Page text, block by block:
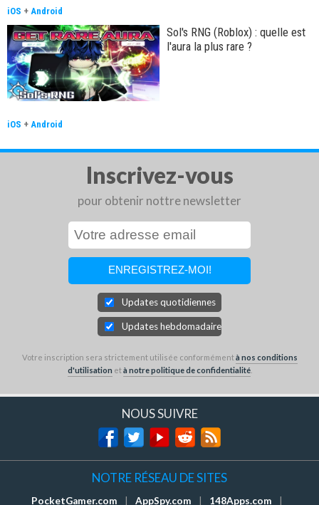
iOS + Android
Sol's RNG (Roblox) : quelle est
l'aura la plus rare ?
iOS + Android
Inscrivez-vous
pour obtenir nottre newsletter
Updates quotidiennes
Updates hebdomadaires
Votre inscription sera strictement utilisée conformémentà nos conditions
d'utilisation età notre politique de confidentialité.
NOUS SUIVRE
NOTRE RÉSEAU DE SITES
PocketGamer.com AppSpy.com 148Apps.com